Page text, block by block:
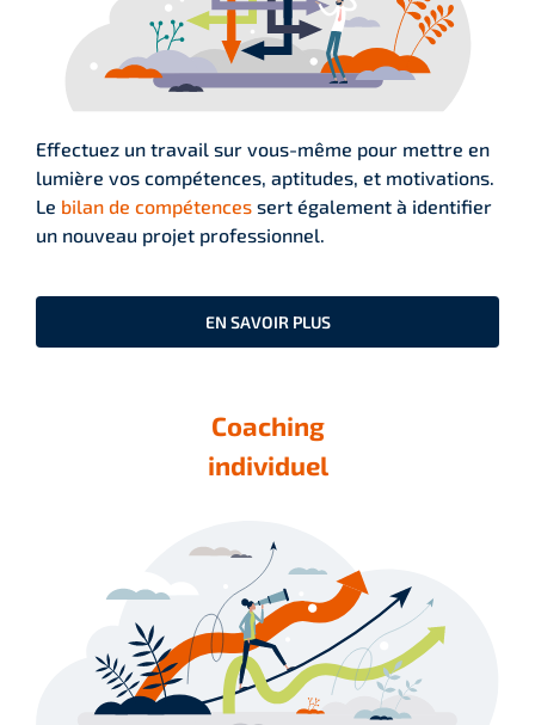
Effectuez un travail sur vous-même pour mettre en
lumière vos compétences, aptitudes, et motivations.
Le bilan de compétencessert également à identifier
un nouveau projet professionnel.
EN SAVOIR PLUS
Coaching
individuel